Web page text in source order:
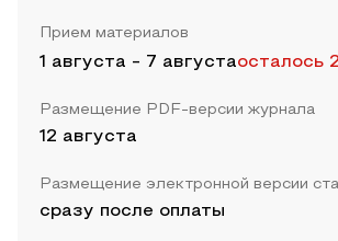
Прием материалов
1 августа - 7 августаосталось
Размещение PDF-версии журнала
12 августа
Размещение электронной версии
сразу после оплаты